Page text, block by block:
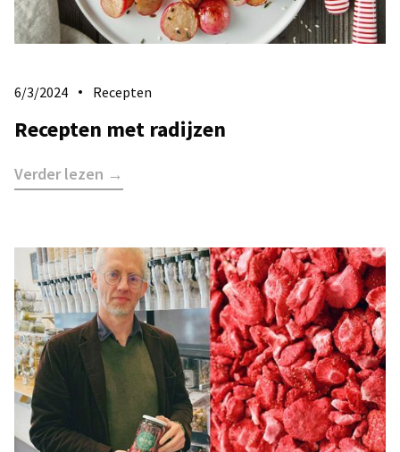
6/3/2024 Recepten
Recepten met radijzen
Verder lezen →